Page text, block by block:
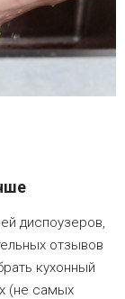
диспоузеров,
отзывов
кухонный
(не самых